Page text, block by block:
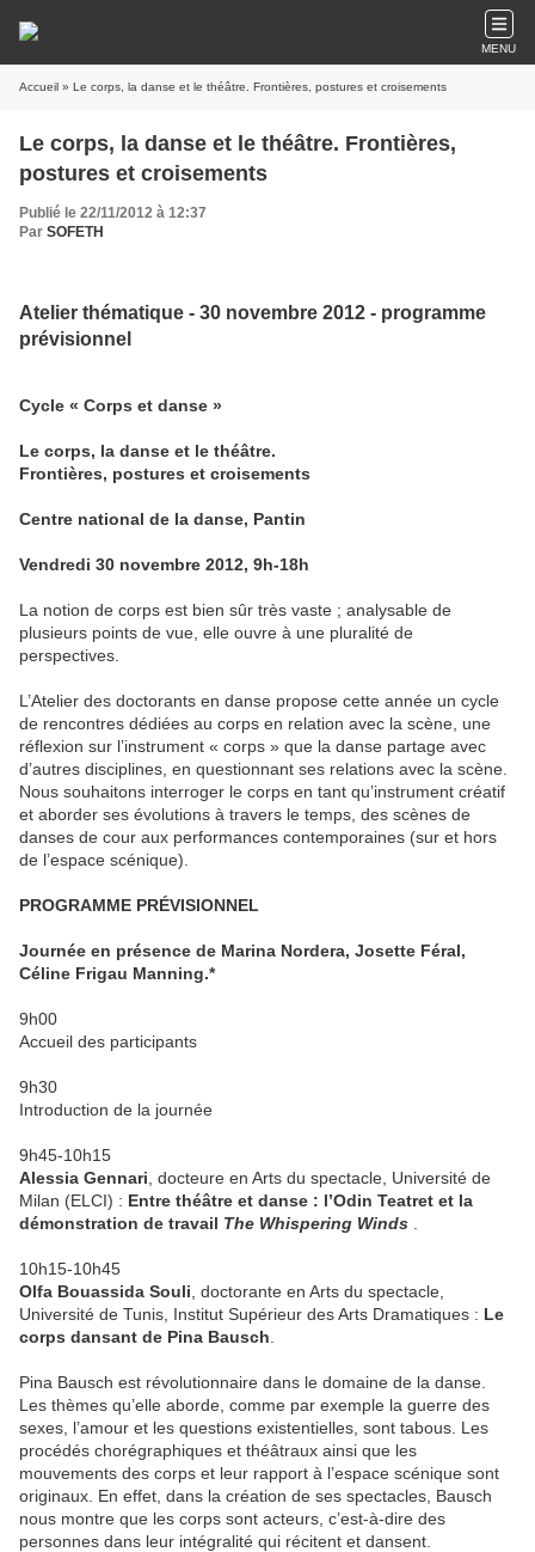
MENU
Accueil » Le corps, la danse et le théâtre. Frontières, postures et croisements
Le corps, la danse et le théâtre. Frontières,
postures et croisements
Publié le 22/11/2012 à 12:37
Par SOFETH
Atelier thématique - 30 novembre 2012 - programme
prévisionnel
Cycle « Corps et danse »
Le corps, la danse et le théâtre.
Frontières, postures et croisements
Centre national de la danse, Pantin
Vendredi 30 novembre 2012, 9h-18h
La notion de corps est bien sûr très vaste ; analysable de
plusieurs points de vue, elle ouvre à une pluralité de
perspectives.
L’Atelier des doctorants en danse propose cette année un cycle
de rencontres dédiées au corps en relation avec la scène, une
réflexion sur l’instrument « corps » que la danse partage avec
d’autres disciplines, en questionnant ses relations avec la scène.
Nous souhaitons interroger le corps en tant qu’instrument créatif
et aborder ses évolutions à travers le temps, des scènes de
danses de cour aux performances contemporaines (sur et hors
de l’espace scénique).
PROGRAMME PRÉVISIONNEL
Journée en présence de Marina Nordera, Josette Féral,
Céline Frigau Manning.*
9h00
Accueil des participants
9h30
Introduction de la journée
9h45-10h15
Alessia Gennari , docteure en Arts du spectacle, Université de
Milan (ELCI) : Entre théâtre et danse : l’Odin Teatret et la
démonstration de travail The Whispering Winds
10h15-10h45
Olfa Bouassida Souli , doctorante en Arts du spectacle,
Université de Tunis, Institut Supérieur des Arts Dramatiques : Le
corps dansant de Pina Bausch
Pina Bausch est révolutionnaire dans le domaine de la danse.
Les thèmes qu’elle aborde, comme par exemple la guerre des
sexes, l’amour et les questions existentielles, sont tabous. Les
procédés chorégraphiques et théâtraux ainsi que les
mouvements des corps et leur rapport à l’espace scénique sont
originaux. En effet, dans la création de ses spectacles, Bausch
nous montre que les corps sont acteurs, c’est-à-dire des
personnes dans leur intégralité qui récitent et dansent.